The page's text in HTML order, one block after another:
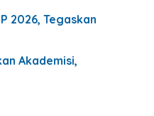
2026, Tegaskan
Akademisi,